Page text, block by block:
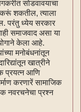
सोडवावयाचा
करूं शकतील, त्याला
परंतु ध्येय सरकार
समाजवाद असा या
केला आहे.
मनोबंधनांतून
खात्रीने
प्रयत्न आणि
करणारें सामाजिक
नवरचनेचा प्रश्न